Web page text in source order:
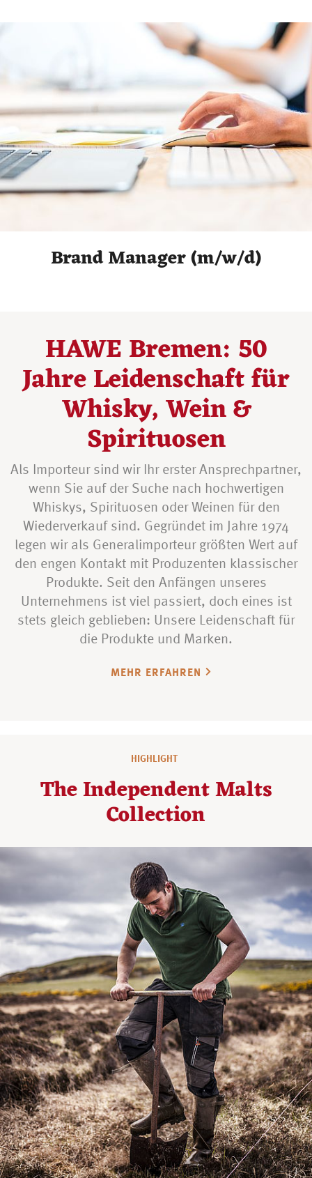
Brand Manager (m/w/d)
HAWE Bremen: 50
Jahre Leidenschaft für
Whisky, Wein &
Spirituosen
Als Importeur sind wir Ihr erster Ansprechpartner,
wenn Sie auf der Suche nach hochwertigen
Whiskys, Spirituosen oder Weinen für den
Wiederverkauf sind. Gegründet im Jahre 1974
legen wir als Generalimporteur größten Wert auf
den engen Kontakt mit Produzenten klassischer
Produkte. Seit den Anfängen unseres
Unternehmens ist viel passiert, doch eines ist
stets gleich geblieben: Unsere Leidenschaft für
die Produkte und Marken.
MEHR ERFAHREN
HIGHLIGHT
The Independent Malts
Collection